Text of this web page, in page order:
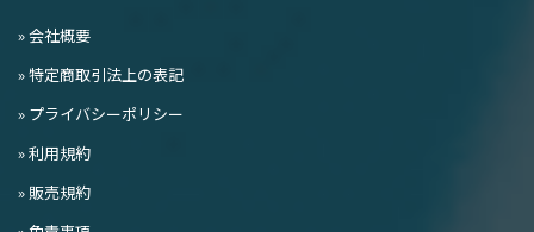
» 会社概要
» 特定商取引法上の表記
» プライバシーポリシー
» 利用規約
» 販売規約